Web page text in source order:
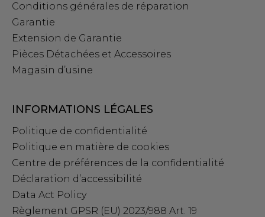
Conditions générales de réparation
Garantie
Extension de Garantie
Pièces Détachées et Accessoires
Magasin d’usine
INFORMATIONS LÉGALES
Politique de confidentialité
Politique en matière de cookies
Centre de préférences de la confidentialité
Déclaration d’accessibilité
Data Act Policy
Règlement GPSR (EU) 2023/988 Art. 19